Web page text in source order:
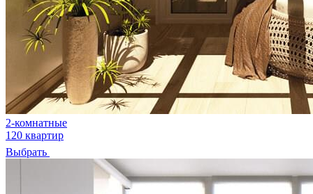
2-комнатные
120 квартир
Выбрать